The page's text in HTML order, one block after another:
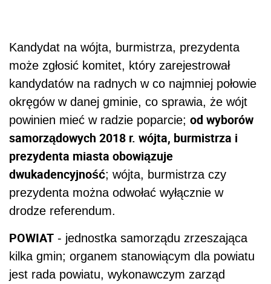
Kandydat na wójta, burmistrza, prezydenta
może zgłosić komitet, który zarejestrował
kandydatów na radnych w co najmniej połowie
okręgów w danej gminie, co sprawia, że wójt
powinien mieć w radzie poparcie; od wyborów
samorządowych 2018 r. wójta, burmistrza i
prezydenta miasta obowiązuje
dwukadencyjność; wójta, burmistrza czy
prezydenta można odwołać wyłącznie w
drodze referendum.
POWIAT - jednostka samorządu zrzeszająca
kilka gmin; organem stanowiącym dla powiatu
jest rada powiatu, wykonawczym zarząd